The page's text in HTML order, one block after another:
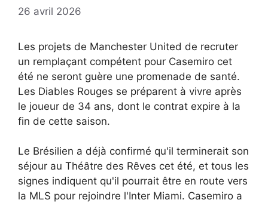
26 avril 2026
Les projets de Manchester United de recruter
un remplaçant compétent pour Casemiro cet
été ne seront guère une promenade de santé.
Les Diables Rouges se préparent à vivre après
le joueur de 34 ans, dont le contrat expire à la
fin de cette saison.
Le Brésilien a déjà confirmé qu'il terminerait son
séjour au Théâtre des Rêves cet été, et tous les
signes indiquent qu'il pourrait être en route vers
la MLS pour rejoindre l'Inter Miami. Casemiro a